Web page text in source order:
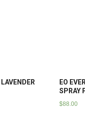
EO
SPRAY
$88.00